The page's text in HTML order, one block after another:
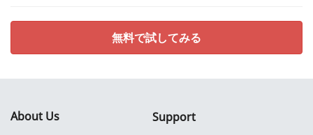
無料で試してみる
About Us Support